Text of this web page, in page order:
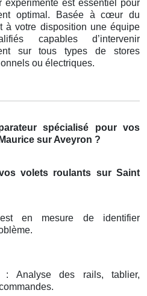
est essentiel pour
optimal. Basée à cœur du
à votre disposition une équipe
capables d’intervenir
sur tous types de stores
ou électriques.
spécialisé pour vos
sur Aveyron ?
volets roulants sur Saint
en mesure de identifier
: Analyse des rails, tablier,